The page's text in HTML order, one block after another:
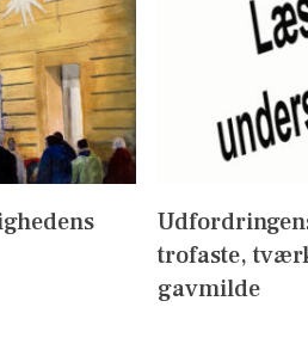
trofaste,
gavmilde